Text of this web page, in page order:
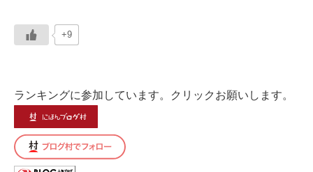
+9
ランキングに参加しています。クリックお願いします。